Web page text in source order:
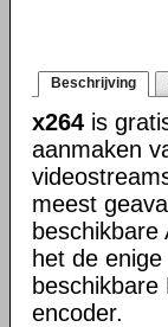
Beschrijving
x264 is
aanmaken
meest
beschikbare
het de
beschikbare
encoder.